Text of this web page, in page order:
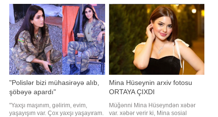
gecə müğənni Ece Seçkinin
toyundan sonra "Gizli qalsın" adl
mənə dedi ki, elə bir toy edəcəyəm
ki, bütün dünya bir il boyunca bizim
haqqımızd
"Polislər bizi mühasirəyə alıb,
şöbəyə apardı"
"Yaxşı maşınım, gəlirim, evim,
yaşayışım var. Çox yaxşı yaşayıram.
Mina Hüseynin arxiv fotosu
ORTAYA ÇIXDI
Müğənni Mina Hüseyndən xəbər
var. xəbər verir ki, Mina sosial